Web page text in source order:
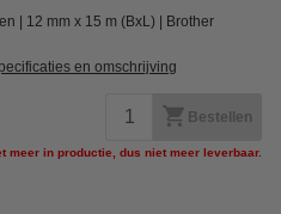
12 mm x 15 m (BxL) Brother
en omschrijving
Bestellen
meer in productie, dus niet meer leverbaar.